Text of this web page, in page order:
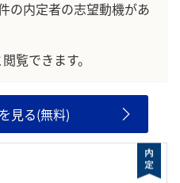
の内定者の志望動機があ
覧できます。
見る(無料)